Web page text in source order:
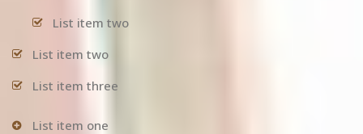
List item two
List item two
List item three
List item one